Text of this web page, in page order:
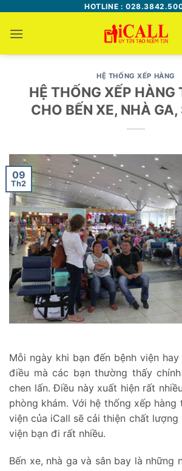
nội
dung
HOTLINE :
HỆ THỐNG XẾP HÀNG
HỆ THỐNG XẾP HÀNG
CHO BẾN XE, NHÀ
09
Th2
Mỗi ngày khi bạn đến bệnh viện
điều mà các bạn thường thấy
chen lấn. Điều này xuất hiện rất
phòng khám. Với hệ thống xếp
viện của iCall sẽ cải thiện chất lượng
viện bạn đi rất nhiều.
Bến xe, nhà ga và sân bay là những